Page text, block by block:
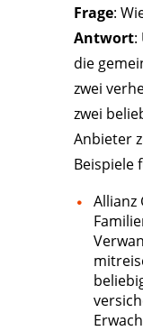
Frage:
Antwort:
die
zwei
zwei
Anbieter
Beispiele
Allianz